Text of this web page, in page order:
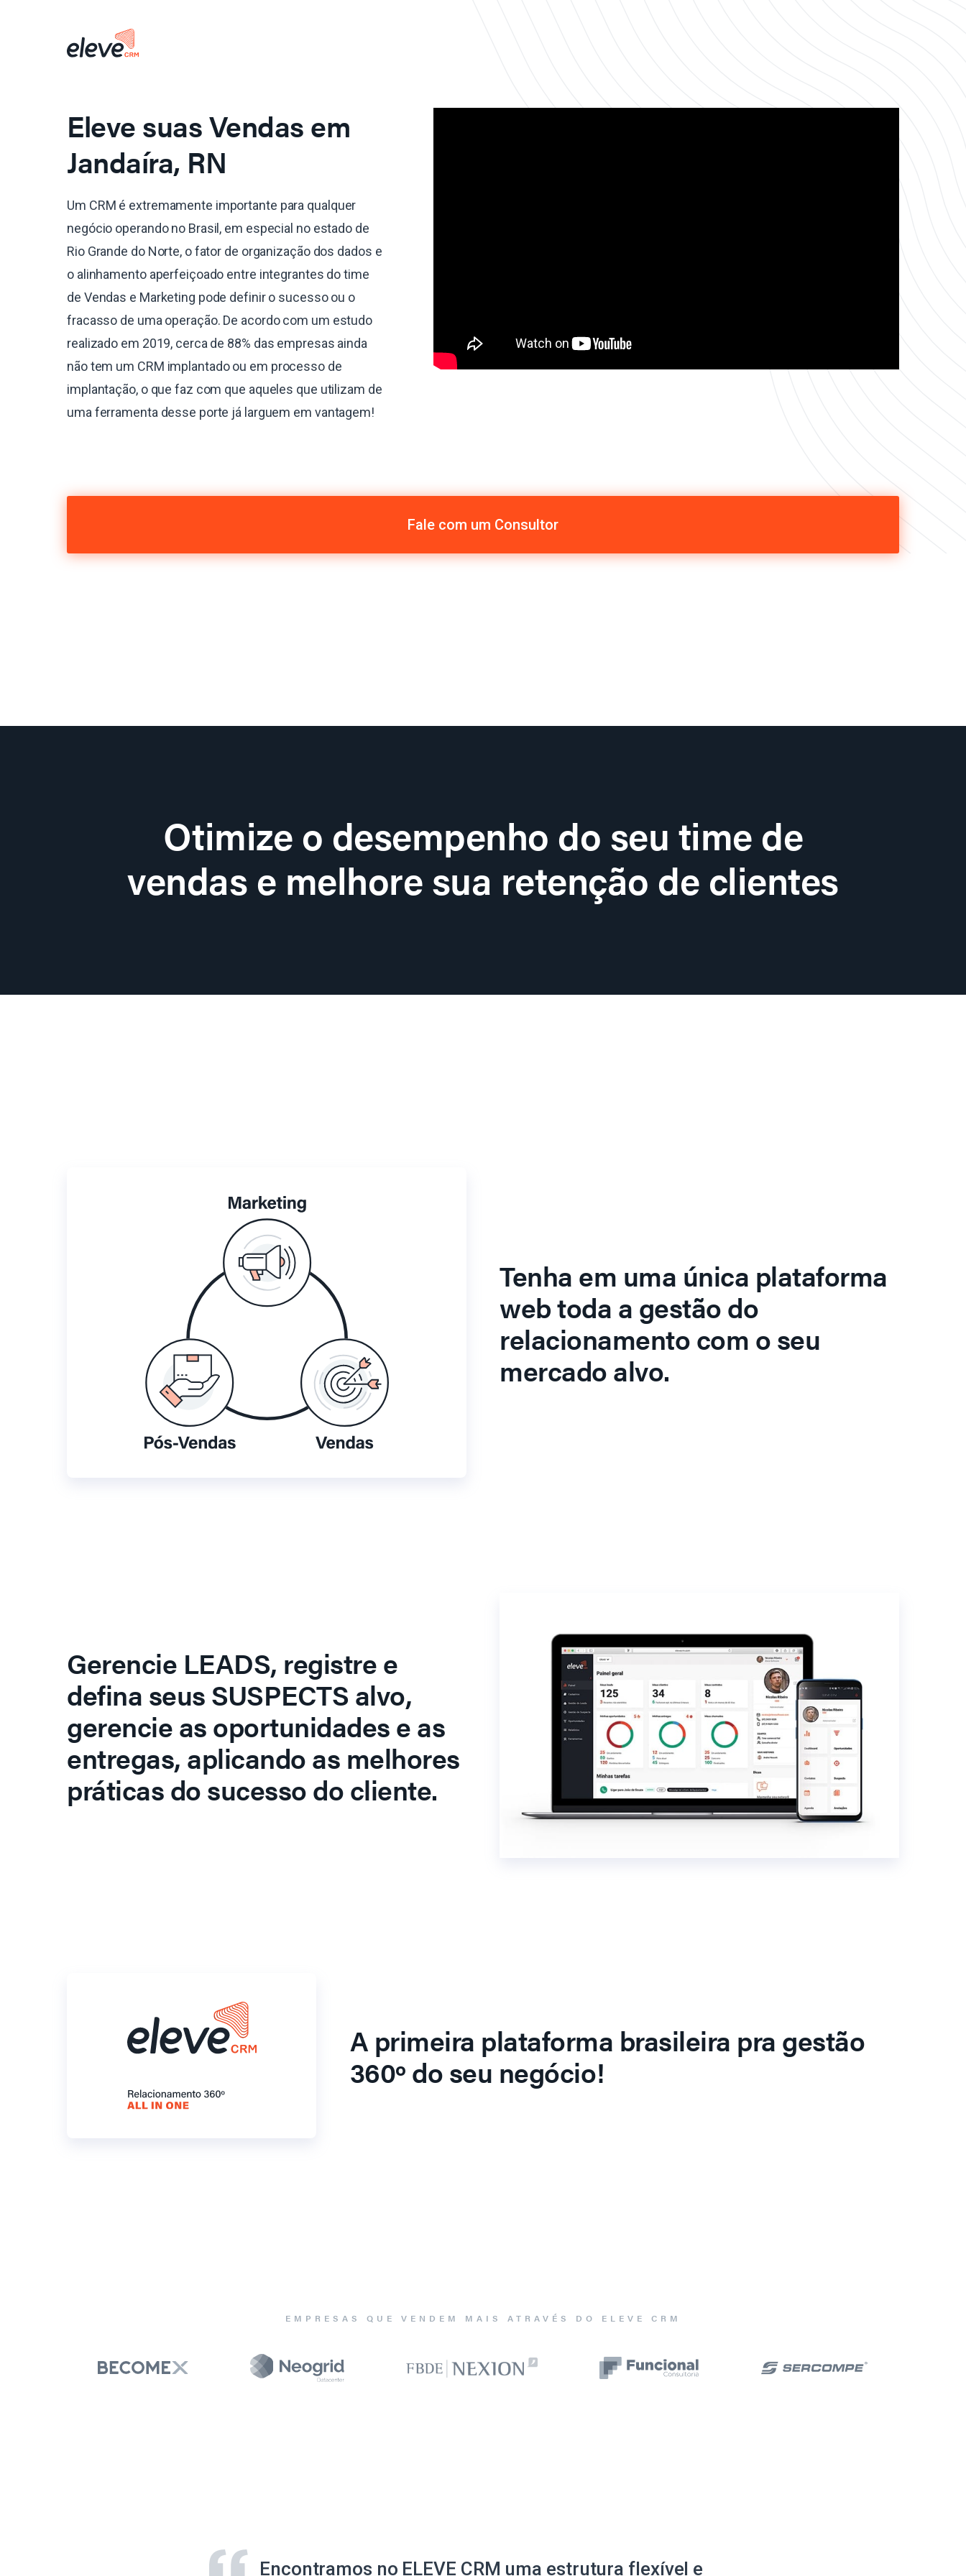
Eleve suas Vendas em
Jandaíra, RN
Um CRM é extremamente importante para qualquer
negócio operando no Brasil, em especial no estado de
Rio Grande do Norte, o fator de organização dos dados e
o alinhamento aperfeiçoado entre integrantes do time
de Vendas e Marketing pode definir o sucesso ou o
fracasso de uma operação. De acordo com um estudo
realizado em 2019, cerca de 88% das empresas ainda
não tem um CRM implantado ou em processo de
implantação, o que faz com que aqueles que utilizam de
uma ferramenta desse porte já larguem em vantagem!
Fale com um Consultor
Otimize o desempenho do seu time de
vendas e melhore sua retenção de clientes
Tenha em uma única plataforma
web toda a gestão do
relacionamento com o seu
mercado alvo.
Gerencie LEADS, registre e
defina seus SUSPECTS alvo,
gerencie as oportunidades e as
entregas, aplicando as melhores
práticas do sucesso do cliente.
A primeira plataforma brasileira pra gestão
360º do seu negócio!
EMPRESAS QUE VENDEM MAIS ATRAVÉS DO ELEVE CRM
Encontramos no ELEVE CRM uma estrutura flexível e